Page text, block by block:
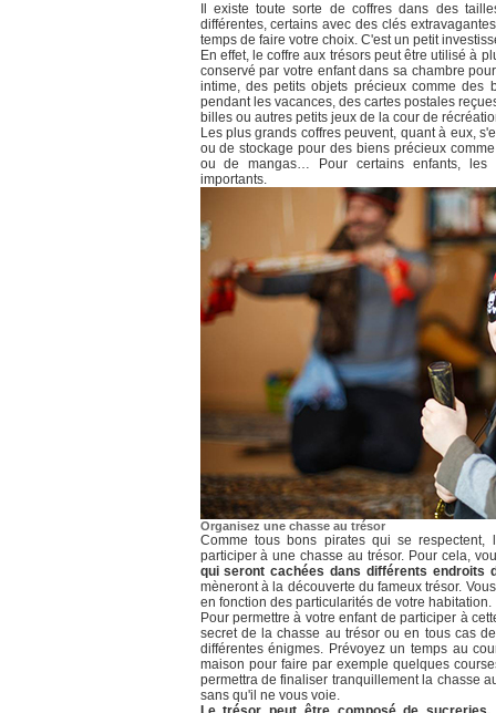
Il existe toute sorte de coffres dans des
différentes, certains avec des clés
temps de faire votre choix. C'est un petit
En effet, le coffre aux trésors peut être utilisé à
conservé par votre enfant dans sa chambre
intime, des petits objets précieux comme des
pendant les vacances, des cartes postales
billes ou autres petits jeux de la cour de
Les plus grands coffres peuvent, quant à eux,
ou de stockage pour des biens précieux
ou de mangas… Pour certains enfants, les
importants.
Organisez une chasse au trésor
Comme tous bons pirates qui se
participer à une chasse au trésor. Pour cela,
qui seront cachées dans différents endroits
mèneront à la découverte du fameux trésor.
en fonction des particularités de votre habitation.
Pour permettre à votre enfant de participer à
secret de la chasse au trésor ou en tous cas
différentes énigmes. Prévoyez un temps au
maison pour faire par exemple quelques
permettra de finaliser tranquillement la chasse
sans qu'il ne vous voie.